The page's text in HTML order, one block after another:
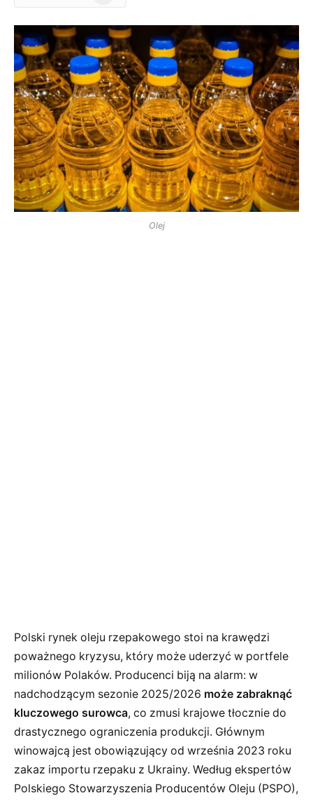
Olej
Polski rynek oleju rzepakowego stoi na krawędzi
poważnego kryzysu, który może uderzyć w portfele
milionów Polaków. Producenci biją na alarm: w
nadchodzącym sezonie 2025/2026 może zabraknąć
kluczowego surowca, co zmusi krajowe tłocznie do
drastycznego ograniczenia produkcji. Głównym
winowajcą jest obowiązujący od września 2023 roku
zakaz importu rzepaku z Ukrainy. Według ekspertów
Polskiego Stowarzyszenia Producentów Oleju (PSPO),